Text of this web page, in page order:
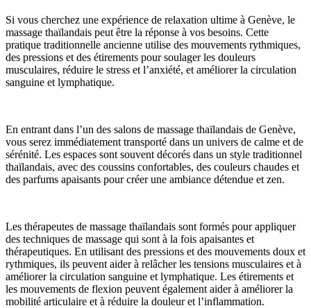
Si vous cherchez une expérience de relaxation ultime à Genève, le
massage thaïlandais peut être la réponse à vos besoins. Cette
pratique traditionnelle ancienne utilise des mouvements rythmiques,
des pressions et des étirements pour soulager les douleurs
musculaires, réduire le stress et l’anxiété, et améliorer la circulation
sanguine et lymphatique.
En entrant dans l’un des salons de massage thaïlandais de Genève,
vous serez immédiatement transporté dans un univers de calme et de
sérénité. Les espaces sont souvent décorés dans un style traditionnel
thaïlandais, avec des coussins confortables, des couleurs chaudes et
des parfums apaisants pour créer une ambiance détendue et zen.
Les thérapeutes de massage thaïlandais sont formés pour appliquer
des techniques de massage qui sont à la fois apaisantes et
thérapeutiques. En utilisant des pressions et des mouvements doux et
rythmiques, ils peuvent aider à relâcher les tensions musculaires et à
améliorer la circulation sanguine et lymphatique. Les étirements et
les mouvements de flexion peuvent également aider à améliorer la
mobilité articulaire et à réduire la douleur et l’inflammation.